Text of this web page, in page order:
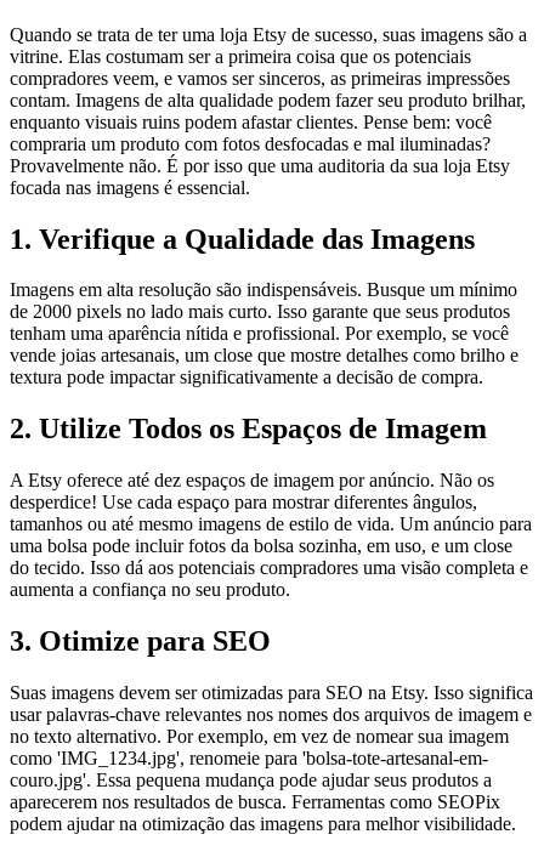
Quando se trata de ter uma loja Etsy de sucesso, suas imagens são a
vitrine. Elas costumam ser a primeira coisa que os potenciais
compradores veem, e vamos ser sinceros, as primeiras impressões
contam. Imagens de alta qualidade podem fazer seu produto brilhar,
enquanto visuais ruins podem afastar clientes. Pense bem: você
compraria um produto com fotos desfocadas e mal iluminadas?
Provavelmente não. É por isso que uma auditoria da sua loja Etsy
focada nas imagens é essencial.
1. Verifique a Qualidade das Imagens
Imagens em alta resolução são indispensáveis. Busque um mínimo
de 2000 pixels no lado mais curto. Isso garante que seus produtos
tenham uma aparência nítida e profissional. Por exemplo, se você
vende joias artesanais, um close que mostre detalhes como brilho e
textura pode impactar significativamente a decisão de compra.
2. Utilize Todos os Espaços de Imagem
A Etsy oferece até dez espaços de imagem por anúncio. Não os
desperdice! Use cada espaço para mostrar diferentes ângulos,
tamanhos ou até mesmo imagens de estilo de vida. Um anúncio para
uma bolsa pode incluir fotos da bolsa sozinha, em uso, e um close
do tecido. Isso dá aos potenciais compradores uma visão completa e
aumenta a confiança no seu produto.
3. Otimize para SEO
Suas imagens devem ser otimizadas para SEO na Etsy. Isso significa
usar palavras-chave relevantes nos nomes dos arquivos de imagem e
no texto alternativo. Por exemplo, em vez de nomear sua imagem
como 'IMG_1234.jpg', renomeie para 'bolsa-tote-artesanal-em-
couro.jpg'. Essa pequena mudança pode ajudar seus produtos a
aparecerem nos resultados de busca. Ferramentas como SEOPix
podem ajudar na otimização das imagens para melhor visibilidade.